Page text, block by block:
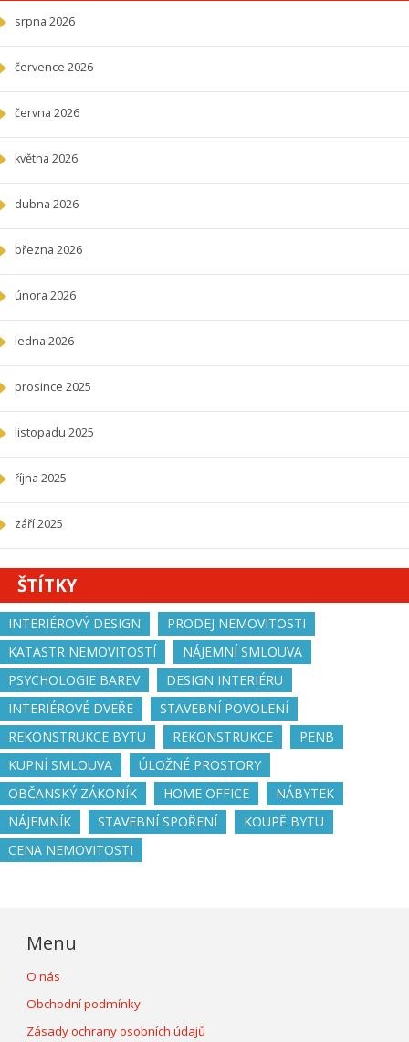
srpna 2026
července 2026
června 2026
května 2026
dubna 2026
března 2026
února 2026
ledna 2026
prosince 2025
listopadu 2025
října 2025
září 2025
ŠTÍTKY
INTERIÉROVÝ DESIGN
PRODEJ NEMOVITOSTI
KATASTR NEMOVITOSTÍ
NÁJEMNÍ SMLOUVA
PSYCHOLOGIE BAREV
DESIGN INTERIÉRU
INTERIÉROVÉ DVEŘE
STAVEBNÍ POVOLENÍ
REKONSTRUKCE BYTU
REKONSTRUKCE
PENB
KUPNÍ SMLOUVA
ÚLOŽNÉ PROSTORY
OBČANSKÝ ZÁKONÍK
HOME OFFICE
NÁBYTEK
NÁJEMNÍK
STAVEBNÍ SPOŘENÍ
KOUPĚ BYTU
CENA NEMOVITOSTI
Menu
O nás
Obchodní podmínky
Zásady ochrany osobních údajů